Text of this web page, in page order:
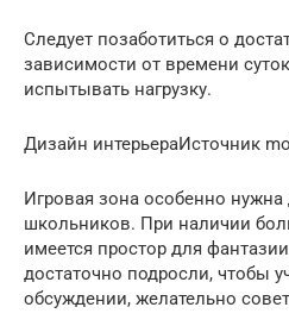
Следует позаботиться о
зависимости от времени
испытывать нагрузку.
Дизайн интерьераИсточник
Игровая зона особенно
школьников. При наличии
имеется простор для
достаточно подросли, чтобы
обсуждении, желательно